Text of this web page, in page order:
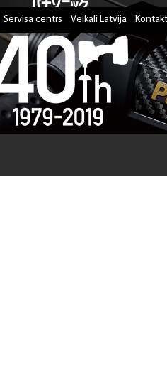
Servisa centrs Veikali Latvijā